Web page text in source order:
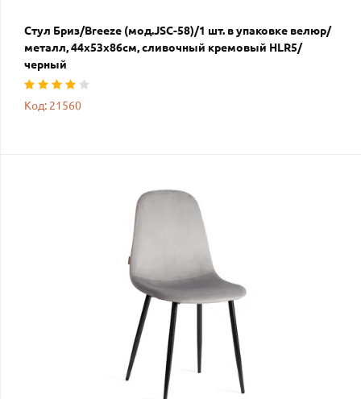
Стул Бриз/Breeze (мод.JSC-58)/1 шт. в упаковке велюр/
металл, 44х53х86см, сливочный кремовый HLR5/
черный
Код: 21560